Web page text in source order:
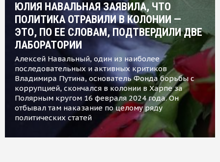
ЮЛИЯ НАВАЛЬНАЯ ЗАЯВИЛА, ЧТО
ПОЛИТИКА ОТРАВИЛИ В КОЛОНИИ —
ЭТО, ПО ЕЕ СЛОВАМ, ПОДТВЕРДИЛИ ДВЕ
ЛАБОРАТОРИИ
Алексей Навальный, один из наиболее
последовательных и активных критиков
Владимира Путина, основатель Фонда борьбы с
коррупцией, скончался в колонии в Харпе за
Полярным кругом 16 февраля 2024 года. Он
отбывал там наказание по целому ряду
политических статей